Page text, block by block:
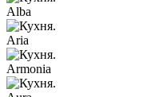
Alba
Aria
Armonia